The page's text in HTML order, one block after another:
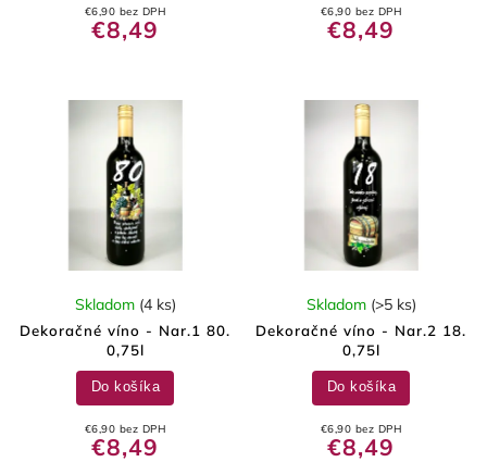
€6,90 bez DPH
€8,49
€6,90 bez DPH
€8,49
Dekoračné víno - Nar.1 80.
0,75l
Skladom (4 ks)
€6,90 bez DPH
€8,49
Do košíka
Dekoračné víno - Nar.2 18.
0,75l
Skladom (>5 ks)
€6,90 bez DPH
€8,49
Do košíka